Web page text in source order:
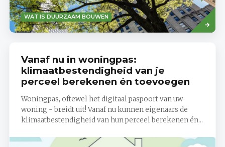
WAT IS DUURZAAM BOUWEN
Lees
meer
Vanaf nu in woningpas:
klimaatbestendigheid van je
perceel berekenen én toevoegen
Woningpas, oftewel het digitaal paspoort van uw
woning - breidt uit! Vanaf nu kunnen eigenaars de
klimaatbestendigheid van hun perceel berekenen én...